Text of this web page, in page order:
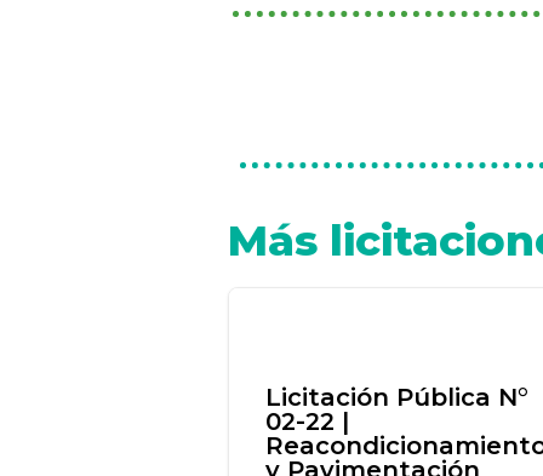
Más
Licitación Pública N°
02-22 |
y Pavimentación